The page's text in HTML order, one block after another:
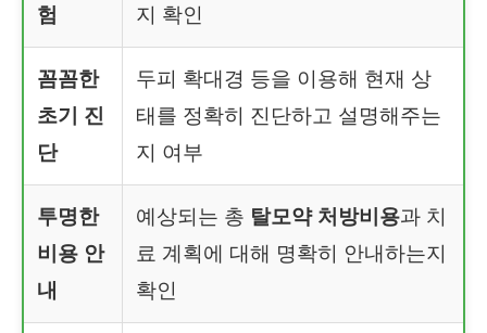
험
지 확인
꼼꼼한
초기 진
단
두피 확대경 등을 이용해 현재 상
태를 정확히 진단하고 설명해주는
지 여부
투명한
비용 안
내
예상되는 총 탈모약 처방비용과 치
료 계획에 대해 명확히 안내하는지
확인